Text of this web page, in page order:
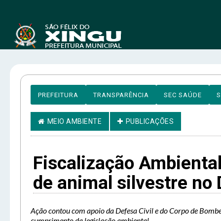
PREFEITURA TRANSPARÊNCIA SEC SAÚDE
MEIO AMBIENTE PUBLICAÇÕES
Fiscalização
de animal silvestre no
Ação contou com apoio da Defesa Civil e do Corpo de